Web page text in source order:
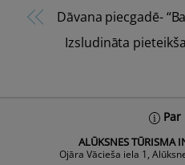
Dāvana piecgadē-
Izsludināta
ALŪKSNES TŪRISMA
Ojāra Vācieša iela 1,